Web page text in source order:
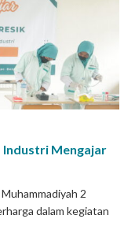
Industri Mengajar
2
dalam kegiatan